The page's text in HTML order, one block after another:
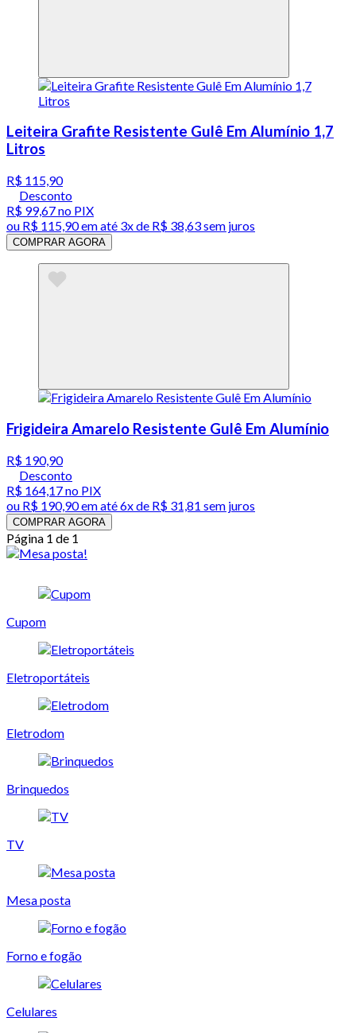
Leiteira Grafite Resistente Gulê Em Alumínio 1,7
Litros
R$ 115,90
Desconto
R$ 99,67no PIX
ou R$ 115,90em até 3x de R$ 38,63 sem juros
COMPRAR AGORA
Frigideira Amarelo Resistente Gulê Em Alumínio
R$ 190,90
Desconto
R$ 164,17no PIX
ou R$ 190,90em até6x de R$ 31,81 sem juros
COMPRAR AGORA
Página 1 de 1
Cupom
Eletroportáteis
Eletrodom
Brinquedos
TV
Mesa posta
Forno e fogão
Celulares